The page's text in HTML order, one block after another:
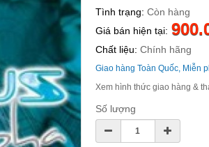
Tình trạng: Còn hàng
Giá bán hiện tại:
Chất liệu: Chính hãng
Giao hàng Toàn Quốc, Miễn
Xem hình thức giao hàng &
Số lượng